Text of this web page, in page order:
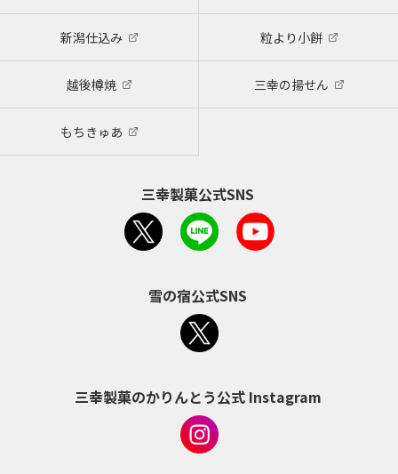
新潟仕込み 粒より小餅
越後樽焼 三幸の揚せん
もちきゅあ
三幸製菓公式SNS
雪の宿公式SNS
三幸製菓のかりんとう公式 Instagram